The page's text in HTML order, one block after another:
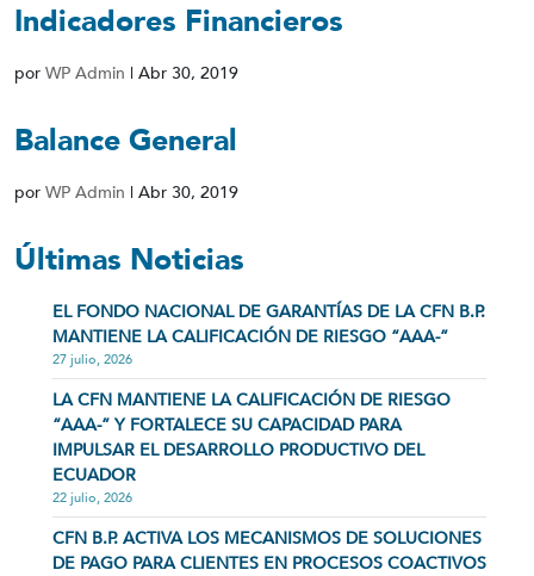
Indicadores Financieros
por WP Admin | Abr 30, 2019
Balance General
por WP Admin | Abr 30, 2019
Últimas Noticias
EL FONDO NACIONAL DE GARANTÍAS DE LA CFN B.P.
MANTIENE LA CALIFICACIÓN DE RIESGO “AAA-”
27 julio, 2026
LA CFN MANTIENE LA CALIFICACIÓN DE RIESGO
“AAA-” Y FORTALECE SU CAPACIDAD PARA
IMPULSAR EL DESARROLLO PRODUCTIVO DEL
ECUADOR
22 julio, 2026
CFN B.P. ACTIVA LOS MECANISMOS DE SOLUCIONES
DE PAGO PARA CLIENTES EN PROCESOS COACTIVOS